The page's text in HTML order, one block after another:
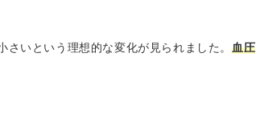
いという理想的な変化が見られました。 血圧